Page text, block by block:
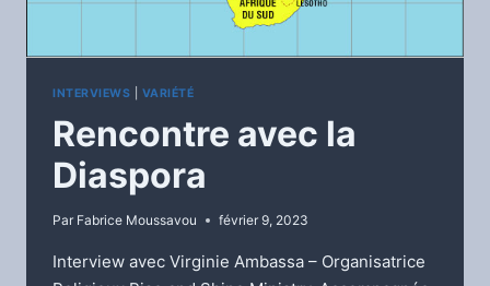
INTERVIEWS VARIÉTÉ
Rencontre avec la
Diaspora
Par Fabrice Moussavou février 9, 2023
Interview avec Virginie Ambassa – Organisatrice